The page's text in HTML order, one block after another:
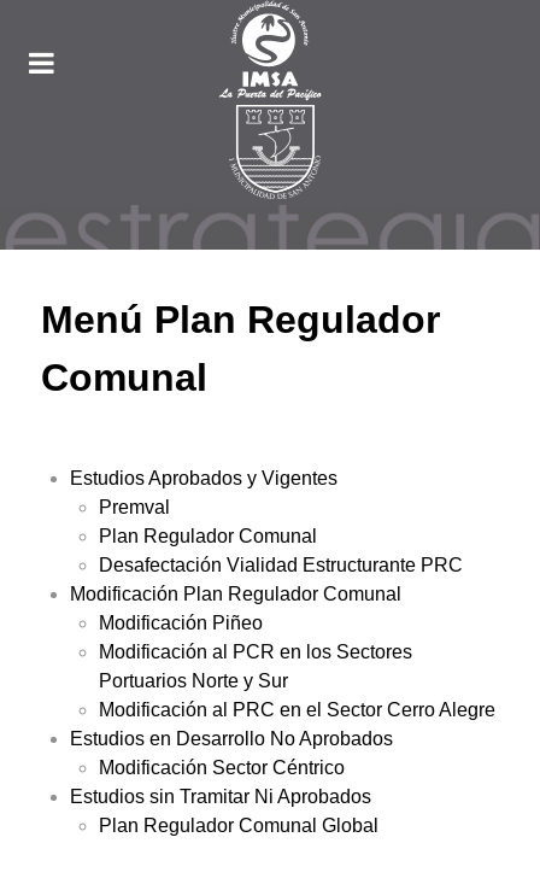
Menú Plan Regulador
Comunal
Estudios Aprobados y Vigentes
Premval
Plan Regulador Comunal
Desafectación Vialidad Estructurante PRC
Modificación Plan Regulador Comunal
Modificación Piñeo
Modificación al PCR en los Sectores
Portuarios Norte y Sur
Modificación al PRC en el Sector Cerro Alegre
Estudios en Desarrollo No Aprobados
Modificación Sector Céntrico
Estudios sin Tramitar Ni Aprobados
Plan Regulador Comunal Global